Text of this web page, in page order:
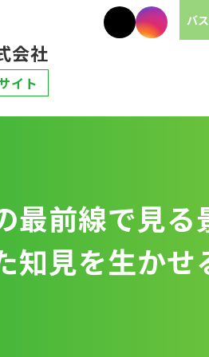
会社
イト
バ
最前線で見る
知見を生かせ